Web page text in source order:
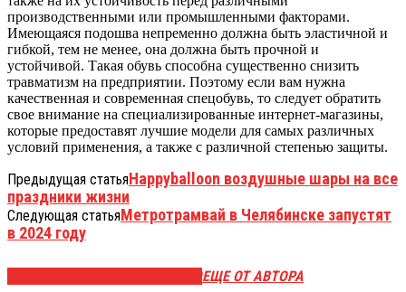
производственными или промышленными факторами.
Имеющаяся подошва непременно должна быть эластичной и
гибкой, тем не менее, она должна быть прочной и
устойчивой. Такая обувь способна существенно снизить
травматизм на предприятии. Поэтому если вам нужна
качественная и современная спецобувь, то следует обратить
свое внимание на специализированные интернет-магазины,
которые предоставят лучшие модели для самых различных
условий применения, а также с различной степенью защиты.
Предыдущая статьяHappyballoon воздушные шары на все
праздники жизни
Следующая статьяМетротрамвай в Челябинске запустят
в 2024 году
ЕЩЕ ОТ АВТОРА